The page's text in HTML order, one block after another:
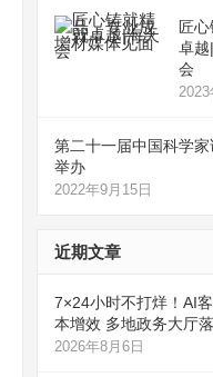
匠
卓越
会
2023
第二十一届中国科学
举办
2022年9月15日
近期文章
7×24小时不打烊！AI
本增效 多地政务大厅
2026年8月6日